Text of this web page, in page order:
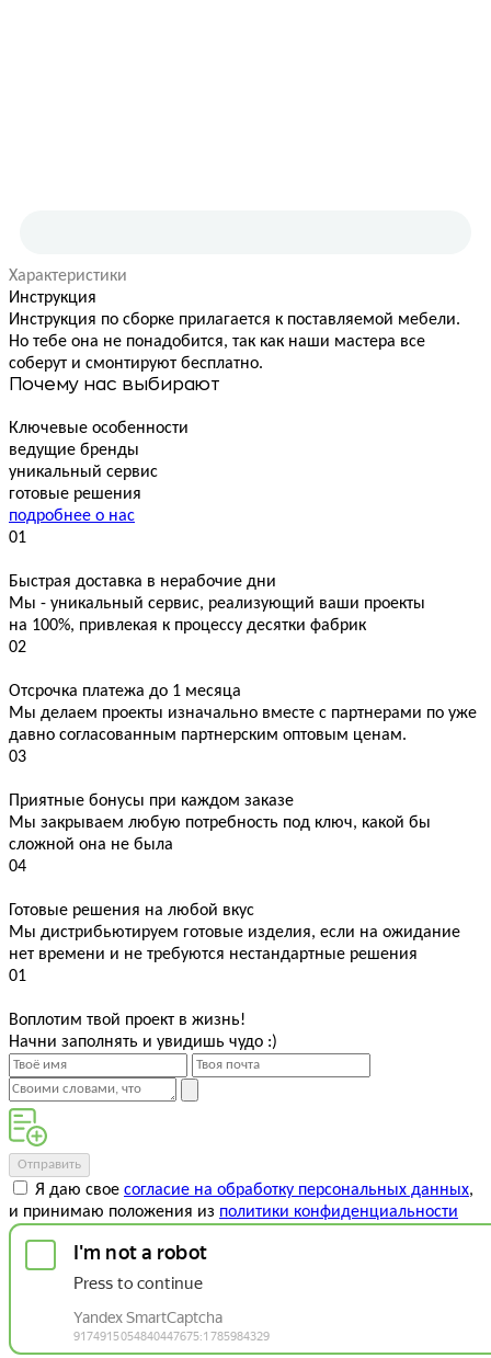
Характеристики
Инструкция
Инструкция по сборке прилагается к поставляемой мебели.
Но тебе она не понадобится, так как наши мастера все
соберут и смонтируют бесплатно.
Почему нас выбирают
Ключевые особенности
ведущие бренды
уникальный сервис
готовые решения
подробнее о нас
01
Быстрая доставка в нерабочие дни
Мы - уникальный сервис, реализующий ваши проекты
на 100%, привлекая к процессу десятки фабрик
02
Отсрочка платежа до 1 месяца
Мы делаем проекты изначально вместе с партнерами по уже
давно согласованным партнерским оптовым ценам.
03
Приятные бонусы при каждом заказе
Мы закрываем любую потребность под ключ, какой бы
сложной она не была
04
Готовые решения на любой вкус
Мы дистрибьютируем готовые изделия, если на ожидание
нет времени и не требуются нестандартные решения
01
Воплотим твой проект в жизнь!
Начни заполнять и увидишь чудо :)
Отправить
Я даю свое согласие на обработку персональных данных,
и принимаю положения из политики конфиденциальности